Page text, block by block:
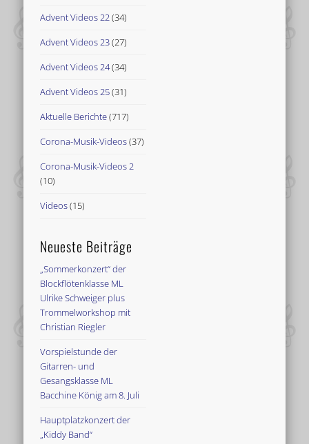
Advent Videos 22(34)
Advent Videos 23(27)
Advent Videos 24(34)
Advent Videos 25(31)
Aktuelle Berichte(717)
Corona-Musik-Videos(37)
Corona-Musik-Videos 2
(10)
Videos(15)
Neueste Beiträge
„Sommerkonzert“ der
Blockflötenklasse ML
Ulrike Schweiger plus
Trommelworkshop mit
Christian Riegler
Vorspielstunde der
Gitarren- und
Gesangsklasse ML
Bacchine König am 8. Juli
Hauptplatzkonzert der
„Kiddy Band“